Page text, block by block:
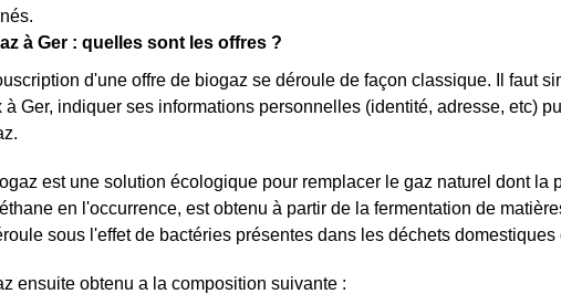
à Ger : quelles sont les offres ?
d'une offre de biogaz se déroule de façon classique. Il faut
à Ger, indiquer ses informations personnelles (identité, adresse, etc)
est une solution écologique pour remplacer le gaz naturel dont la
en l'occurrence, est obtenu à partir de la fermentation de
sous l'effet de bactéries présentes dans les déchets domestiques
ensuite obtenu a la composition suivante :